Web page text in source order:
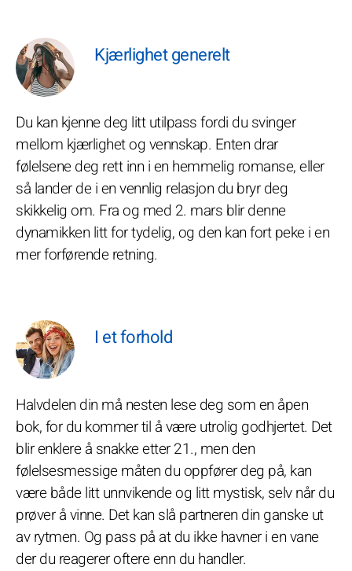
Kjærlighet generelt
Du kan kjenne deg litt utilpass fordi du svinger
mellom kjærlighet og vennskap. Enten drar
følelsene deg rett inn i en hemmelig romanse, eller
så lander de i en vennlig relasjon du bryr deg
skikkelig om. Fra og med 2. mars blir denne
dynamikken litt for tydelig, og den kan fort peke i en
mer forførende retning.
I et forhold
Halvdelen din må nesten lese deg som en åpen
bok, for du kommer til å være utrolig godhjertet. Det
blir enklere å snakke etter 21., men den
følelsesmessige måten du oppfører deg på, kan
være både litt unnvikende og litt mystisk, selv når du
prøver å vinne. Det kan slå partneren din ganske ut
av rytmen. Og pass på at du ikke havner i en vane
der du reagerer oftere enn du handler.